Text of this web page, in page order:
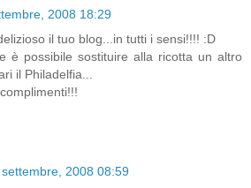
2008 18:29
il tuo blog...in tutti i sensi!!!! :D
è possibile sostituire alla ricotta un altro
il Philadelfia...
settembre, 2008 08:59